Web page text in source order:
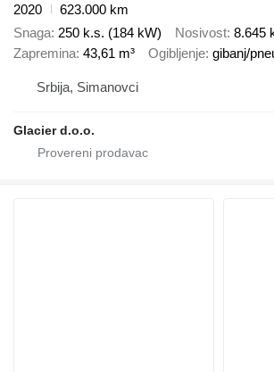
2020
623.000 km
Snaga 250 k.s. (184 kW) Nosivost 8.645
Zapremina 43,61 m³ Ogibljenje gibanj/
Srbija, Simanovci
Glacier d.o.o.